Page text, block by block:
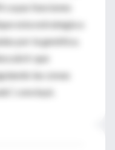
cuyas funciones
esta estrategia a
por la genética.
que
las zonas
concluyó.